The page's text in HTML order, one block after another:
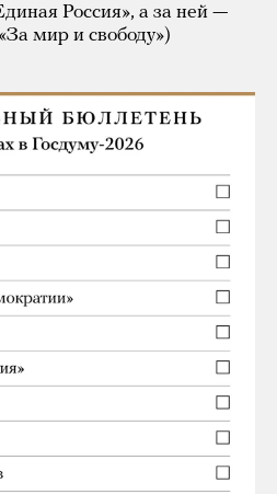
Россия», а за ней —
мир и свободу»)